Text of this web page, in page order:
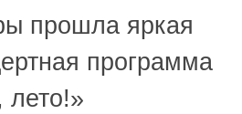
прошла яркая
программа
лето!»